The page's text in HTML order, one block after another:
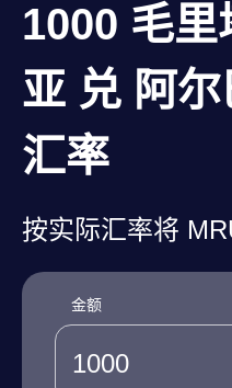
1000 毛
亚 兑 阿
汇率
按实际汇率将
金额